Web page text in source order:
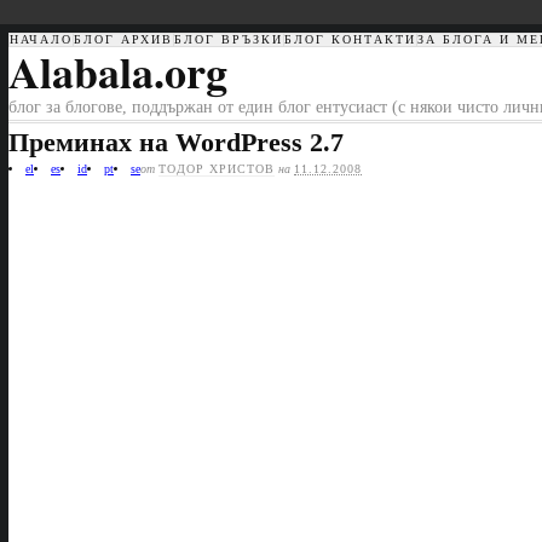
НАЧАЛО БЛОГ АРХИВ БЛОГ ВРЪЗКИ БЛОГ КОНТАКТИ ЗА БЛОГА И
Alabala.org
блог за блогове, поддържан от един блог ентусиаст (с някои чисто
Преминах на WordPress 2.7
el es id pt seот ТОДОР ХРИСТОВ на 11.12.2008